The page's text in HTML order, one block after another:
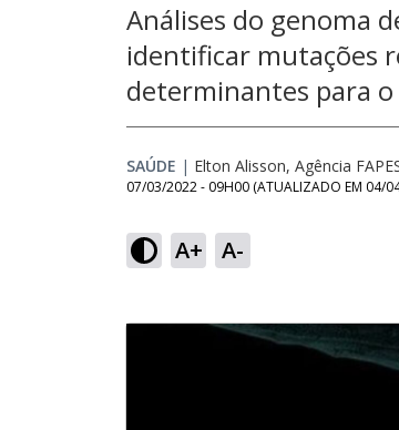
Análises do genoma
identificar mutações
determinantes para
SAÚDE | Elton Alisson, Agência
07/03/2022 - 09H00 (ATUALIZADO EM 04/
A+ A-